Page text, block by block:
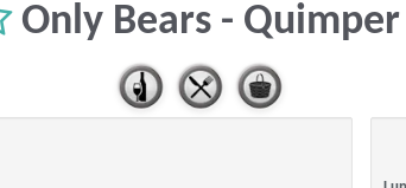
Only Bears - Quimper